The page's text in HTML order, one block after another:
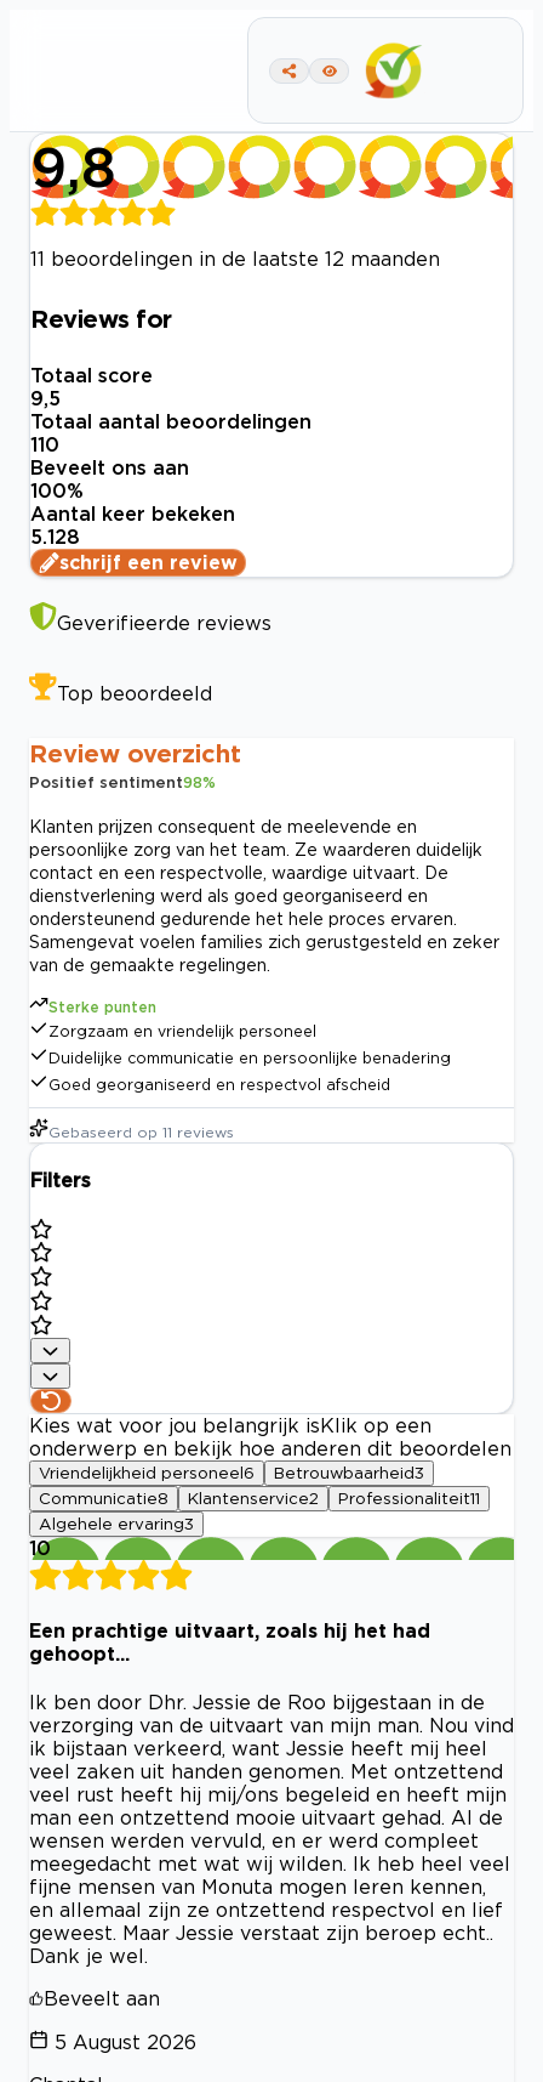
9,8
11 beoordelingen in de laatste 12 maanden
Reviews for
Totaal score
9,5
Totaal aantal beoordelingen
110
Beveelt ons aan
100%
Aantal keer bekeken
5.128
schrijf een review
Geverifieerde reviews
Top beoordeeld
Review overzicht
Positief sentiment98%
Klanten prijzen consequent de meelevende en
persoonlijke zorg van het team. Ze waarderen duidelijk
contact en een respectvolle, waardige uitvaart. De
dienstverlening werd als goed georganiseerd en
ondersteunend gedurende het hele proces ervaren.
Samengevat voelen families zich gerustgesteld en zeker
van de gemaakte regelingen.
Sterke punten
Zorgzaam en vriendelijk personeel
Duidelijke communicatie en persoonlijke benadering
Goed georganiseerd en respectvol afscheid
Gebaseerd op 11 reviews
Filters
Kies wat voor jou belangrijk is Klik op een
onderwerp en bekijk hoe anderen dit beoordelen
Vriendelijkheid personeel 6 Betrouwbaarheid3
Communicatie8 Klantenservice2 Professionaliteit11
Algehele ervaring3
10
Een prachtige uitvaart, zoals hij het had
gehoopt...
Ik ben door Dhr. Jessie de Roo bijgestaan in de
verzorging van de uitvaart van mijn man. Nou vind
ik bijstaan verkeerd, want Jessie heeft mij heel
veel zaken uit handen genomen. Met ontzettend
veel rust heeft hij mij/ons begeleid en heeft mijn
man een ontzettend mooie uitvaart gehad. Al de
wensen werden vervuld, en er werd compleet
meegedacht met wat wij wilden. Ik heb heel veel
fijne mensen van Monuta mogen leren kennen,
en allemaal zijn ze ontzettend respectvol en lief
geweest. Maar Jessie verstaat zijn beroep echt..
Dank je wel.
Beveelt aan
5 August 2026